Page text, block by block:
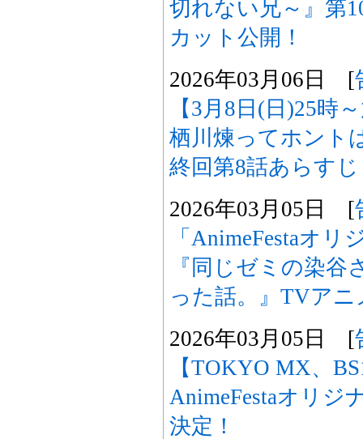
切れない兄～』第
カット公開！
2026年03月06日 [
【3月8日(日)25時
栖川煉ってホント
終回第8話あらす
2026年03月05日 [
「AnimeFestaオ
『同じゼミの染
った話。』TVアニ
2026年03月05日 [
【TOKYO MX、
AnimeFestaオリジ
決定！